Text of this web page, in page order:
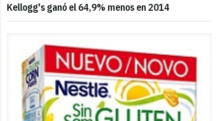
Kellogg's ganó el 64,9% menos en 2014